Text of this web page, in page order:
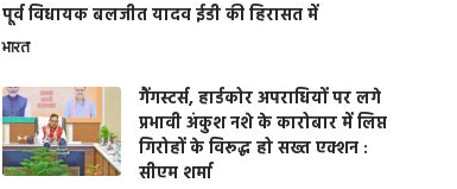
पूर्व विधायक बलजीत यादव ईडी की हिरासत में
भारत
गैंगस्टर्स, हार्डकोर अपराधियों पर लगे
प्रभावी अंकुश नशे के कारोबार में लिप्त
गिरोहों के विरूद्ध हो सख्त एक्शन :
सीएम शर्मा